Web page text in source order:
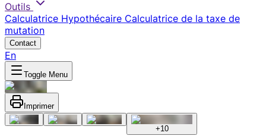
Outils
Calculatrice Hypothécaire Calculatrice de la taxe de
mutation
Contact
En
Toggle Menu
Imprimer
+10